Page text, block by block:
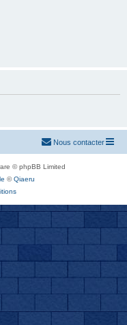
Nous contacter
© phpBB Limited
©Qiaeru